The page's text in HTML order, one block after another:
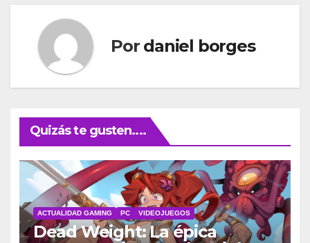
Por daniel borges
Quizás te gusten....
ACTUALIDAD GAMING PC VIDEOJUEGOS
Dead Weight: La épica